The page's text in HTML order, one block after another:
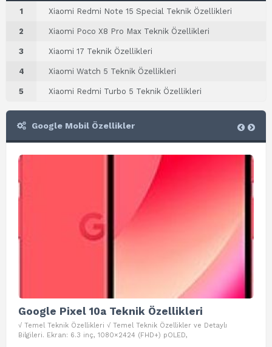
1 Xiaomi Redmi Note 15 Special Teknik Özellikleri
2 Xiaomi Poco X8 Pro Max Teknik Özellikleri
3 Xiaomi 17 Teknik Özellikleri
4 Xiaomi Watch 5 Teknik Özellikleri
5 Xiaomi Redmi Turbo 5 Teknik Özellikleri
Google Mobil Özellikler
Google Pixel 10a Teknik Özellikleri
√ Temel Teknik Özellikleri √ Temel Teknik Özellikler ve Detaylı
Bilgileri. Ekran: 6.3 inç, 1080×2424 (FHD+) pOLED,